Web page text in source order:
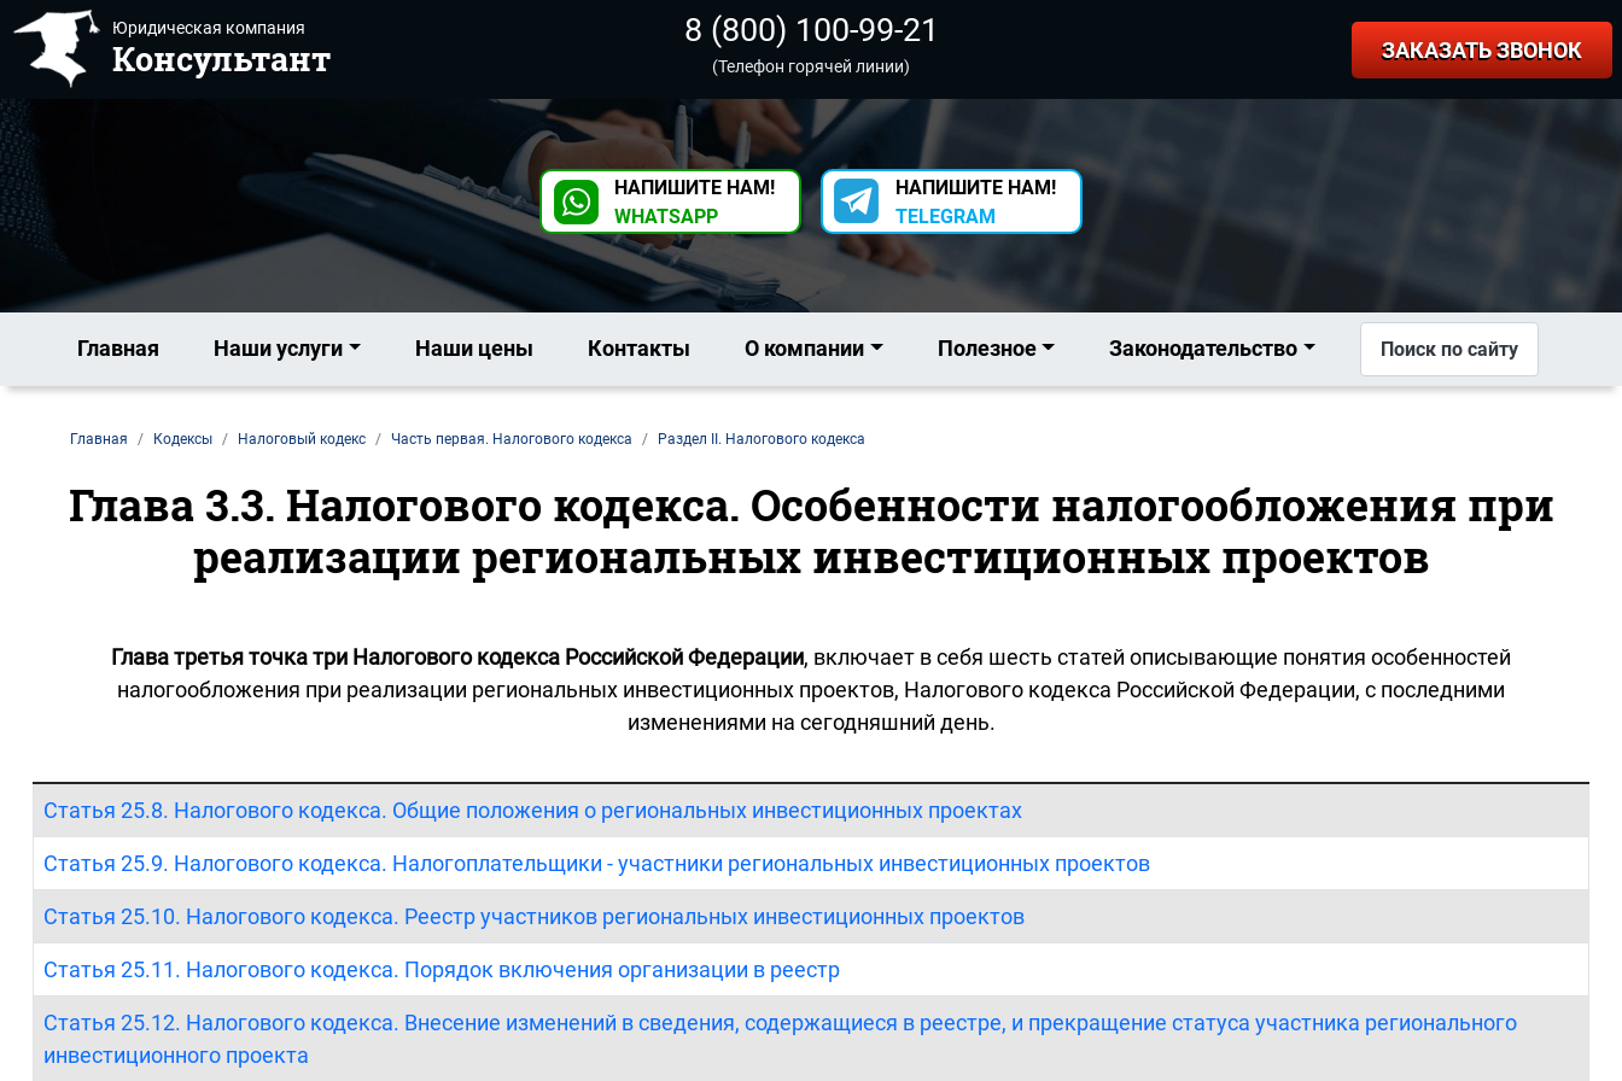
Юридическая компания
Консультант
8 (800) 100-99-21
(Телефон горячей линии)
ЗАКАЗАТЬ ЗВОНОК
НАПИШИТЕ НАМ!
WHATSAPP
НАПИШИТЕ НАМ!
TELEGRAM
Главная Наши услуги Наши цены Контакты О компании Полезное Законодательство Поиск по сайту
Главная Кодексы Налоговый кодекс Часть первая. Налогового кодекса Раздел II. Налогового кодекса
Глава 3.3. Налогового кодекса. Особенности налогообложения при
реализации региональных инвестиционных проектов
Глава третья точка три Налогового кодекса Российской Федерации, включает в себя шесть статей описывающие понятия особенностей
налогообложения при реализации региональных инвестиционных проектов, Налогового кодекса Российской Федерации, с последними
изменениями на сегодняшний день.
Статья 25.8. Налогового кодекса. Общие положения о региональных инвестиционных проектах
Статья 25.9. Налогового кодекса. Налогоплательщики - участники региональных инвестиционных проектов
Статья 25.10. Налогового кодекса. Реестр участников региональных инвестиционных проектов
Статья 25.11. Налогового кодекса. Порядок включения организации в реестр
Статья 25.12. Налогового кодекса. Внесение изменений в сведения, содержащиеся в реестре, и прекращение статуса участника регионального
инвестиционного проекта